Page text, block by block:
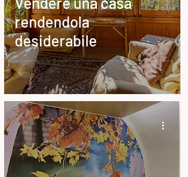
rendendola
desiderabile